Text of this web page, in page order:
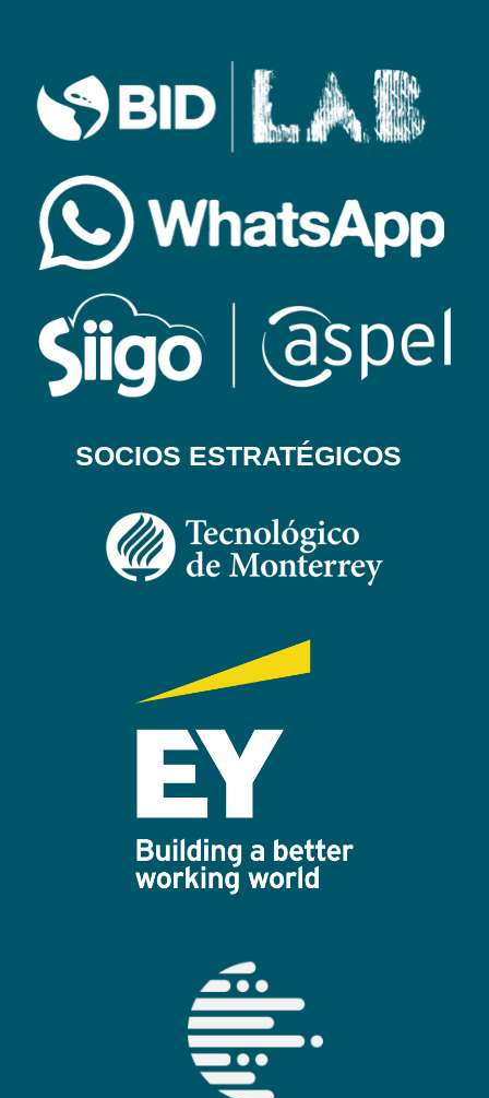
SOCIOS ESTRATÉGICOS